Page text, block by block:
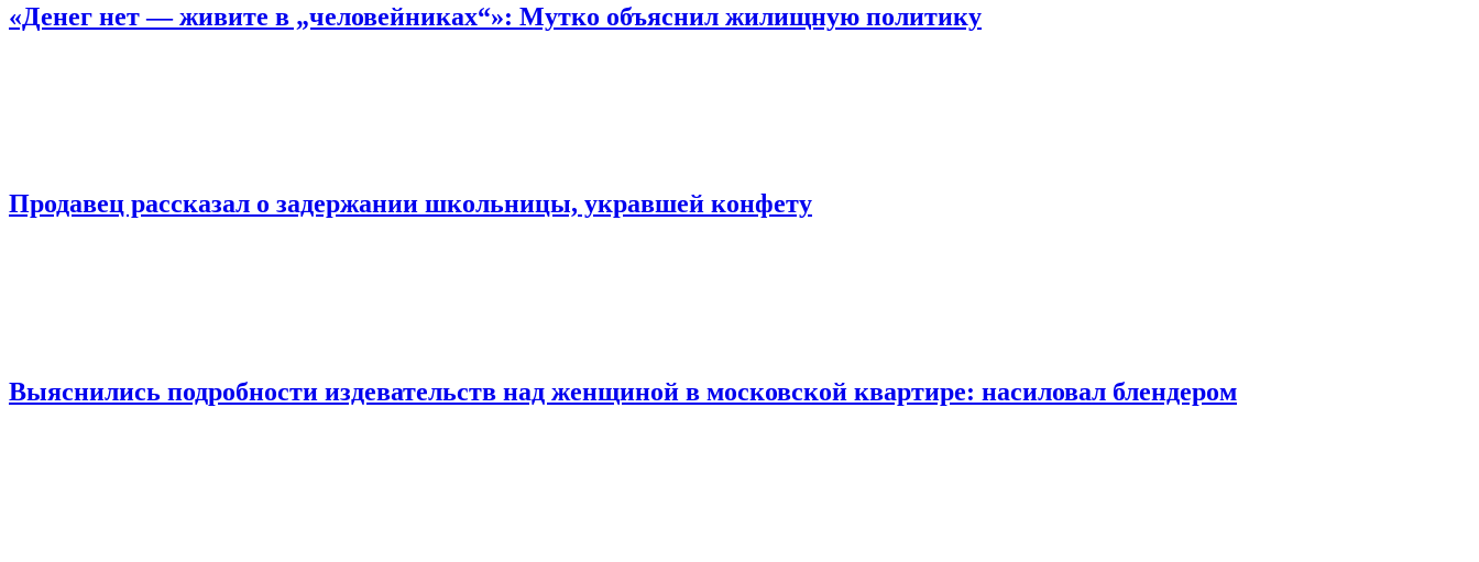
«Денег нет — живите в „человейниках“»: Мутко объяснил жилищную политику
Продавец рассказал о задержании школьницы, укравшей конфету
Выяснились подробности издевательств над женщиной в московской квартире: насиловал блендером